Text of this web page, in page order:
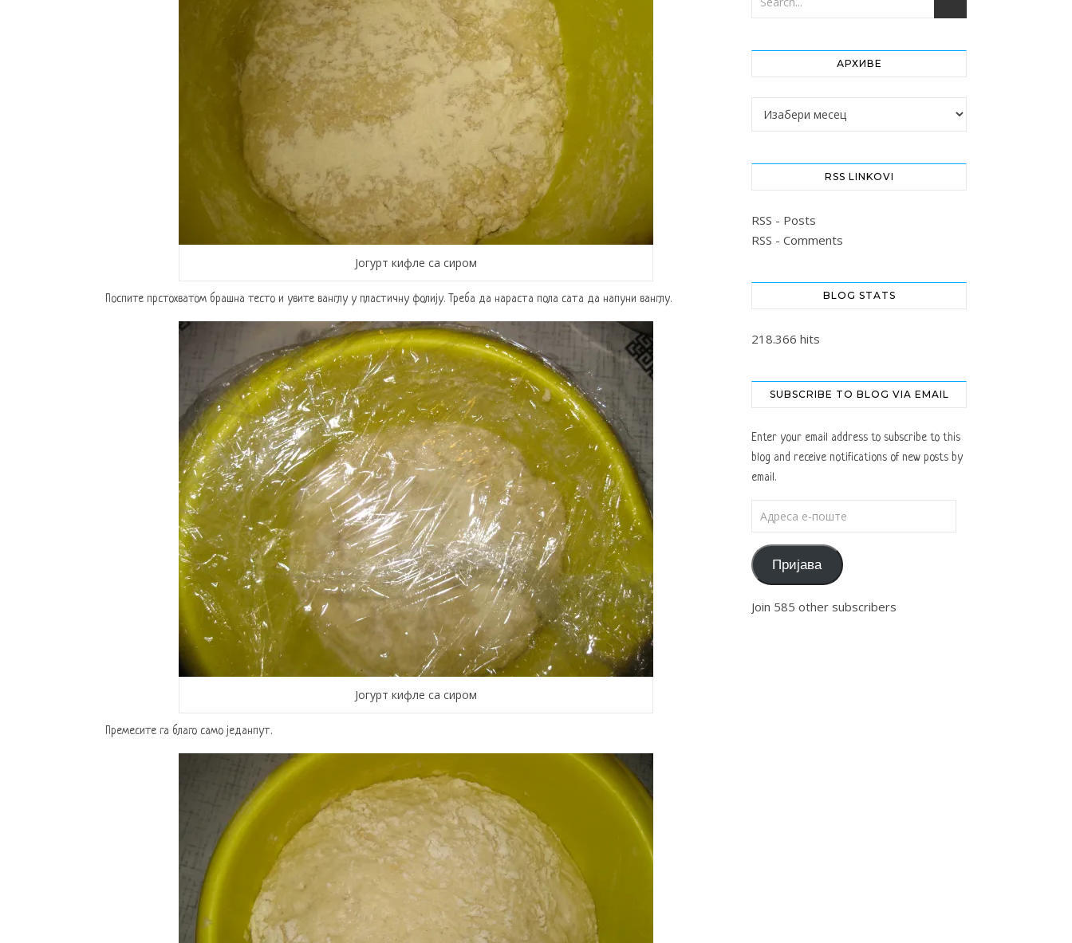
Јогурт кифле са сиром
Поспите прстохватом брашна тесто и увите ванглу у пластичну фолију. Треба да нараста пола сата да напуни ванглу.
Јогурт кифле са сиром
Премесите га благо само једанпут.
АРХИВЕ
Архиве
RSS LINKOVI
RSS - Posts
RSS - Comments
BLOG STATS
218.366 hits
SUBSCRIBE TO BLOG VIA EMAIL
Enter your email address to subscribe to this
blog and receive notifications of new posts by
email.
Пријава
Join 585 other subscribers